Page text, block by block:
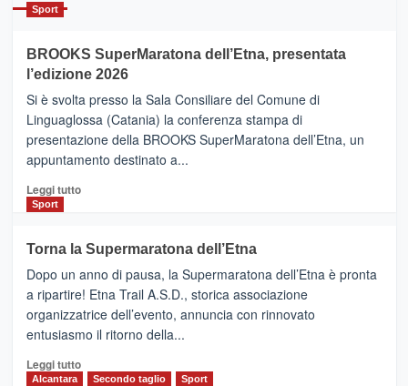
con
la
Al
via
i
collegamenti
Sport
BROOKS SuperMaratona dell’Etna, presentata
l’edizione 2026
Si è svolta presso la Sala Consiliare del Comune di
Linguaglossa (Catania) la conferenza stampa di
presentazione della BROOKS SuperMaratona dell’Etna, un
appuntamento destinato a...
Leggi tuttoLeggi
BROOKS
SuperMaratona
dell’Etna,
presentata
l’edizione
2026
Sport
Torna la Supermaratona dell’Etna
Dopo un anno di pausa, la Supermaratona dell’Etna è pronta
a ripartire! Etna Trail A.S.D., storica associazione
organizzatrice dell’evento, annuncia con rinnovato
entusiasmo il ritorno della...
Leggi tuttoLeggi
Alcantara Secondo taglio Sport